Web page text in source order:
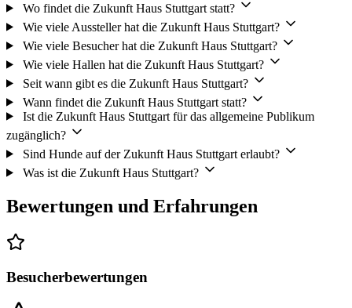
Wo findet die Zukunft Haus Stuttgart statt?
Wie viele Aussteller hat die Zukunft Haus Stuttgart?
Wie viele Besucher hat die Zukunft Haus Stuttgart?
Wie viele Hallen hat die Zukunft Haus Stuttgart?
Seit wann gibt es die Zukunft Haus Stuttgart?
Wann findet die Zukunft Haus Stuttgart statt?
Ist die Zukunft Haus Stuttgart für das allgemeine Publikum
zugänglich?
Sind Hunde auf der Zukunft Haus Stuttgart erlaubt?
Was ist die Zukunft Haus Stuttgart?
Bewertungen und Erfahrungen
Besucherbewertungen